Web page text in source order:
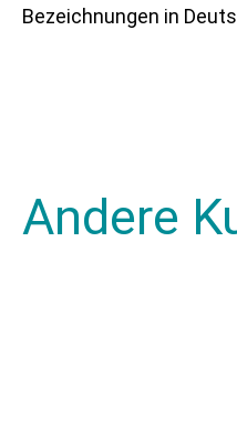
Bezeichnungen in
Andere